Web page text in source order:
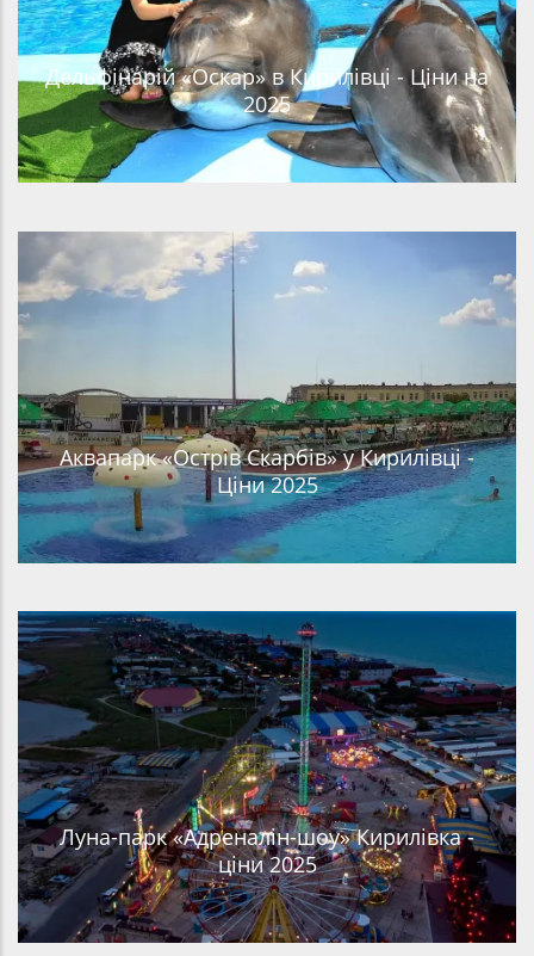
Дельфінарій «Оскар» в Кирилівці - Ціни на
2025
Аквапарк «Острів Скарбів» у Кирилівці -
Ціни 2025
Луна-парк «Адреналін-шоу» Кирилівка -
ціни 2025